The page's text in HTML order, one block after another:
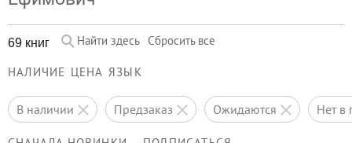
69 книг Найти здесь Сбросить все
НАЛИЧИЕ ЦЕНА ЯЗЫК
в наличии предзаказ ожидаются нет